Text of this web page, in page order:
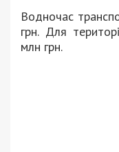
Водночас
грн. Для
млн грн.